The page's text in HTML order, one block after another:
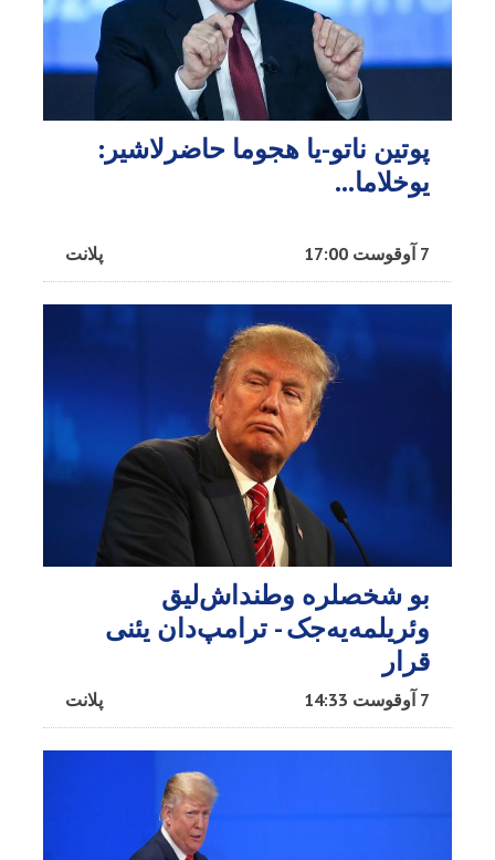
پوتین ناتو-یا هجوما حاضرلاشیر:
یوخلاما...
پلانت 7 آوقوست 17:00
بو شخصلره وطنداش‌لیق
وئریلمه‌یه‌جک - ترامپ‌دان یئنی
قرار
پلانت 7 آوقوست 14:33